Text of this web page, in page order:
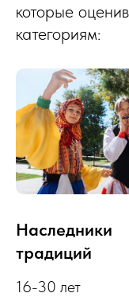
которые
категориям:
Наследники
традиций
16-30 лет